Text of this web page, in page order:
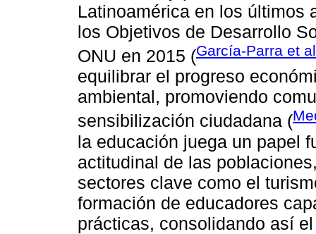
Latinoamérica en los últimos
los Objetivos de Desarrollo
ONU en 2015 (García-Parra et
equilibrar el progreso
ambiental, promoviendo
sensibilización ciudadana (
la educación juega un papel
actitudinal de las
sectores clave como el
formación de educadores
prácticas, consolidando así